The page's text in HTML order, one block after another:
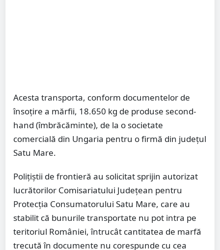
Acesta transporta, conform documentelor de
însoțire a mărfii, 18.650 kg de produse second-
hand (îmbrăcăminte), de la o societate
comercială din Ungaria pentru o firmă din județul
Satu Mare.
Polițiștii de frontieră au solicitat sprijin autorizat
lucrătorilor Comisariatului Județean pentru
Protecția Consumatorului Satu Mare, care au
stabilit că bunurile transportate nu pot intra pe
teritoriul României, întrucât cantitatea de marfă
trecută în documente nu corespunde cu cea